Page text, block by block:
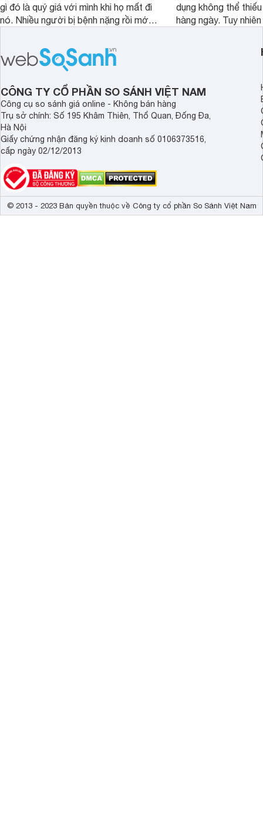
gì đó là quý giá với mình khi họ mất đi
nó. Nhiều người bị bệnh nặng rồi mới
giá nhất. Hãy chăm sóc sức khỏe của
mình mỗi ngày theo cách khoa học
nhất để có một cuộc sống tốt đẹp và
hạnh phúc hơn.
dụng không thể
hàng ngày. Tuy
giày bạn cần phải
CÔNG TY CỔ PHẦN SO SÁNH VIỆT NAM
Công cụ so sánh giá online - Không bán hàng
Trụ sở chính: Số 195 Khâm Thiên, Thổ Quan, Đống Đa,
Hà Nội
Giấy chứng nhận đăng ký kinh doanh số 0106373516,
cấp ngày 02/12/2013
© 2013 - 2023 Bản quyền thuộc về Công ty cổ phần So Sánh Việt Nam